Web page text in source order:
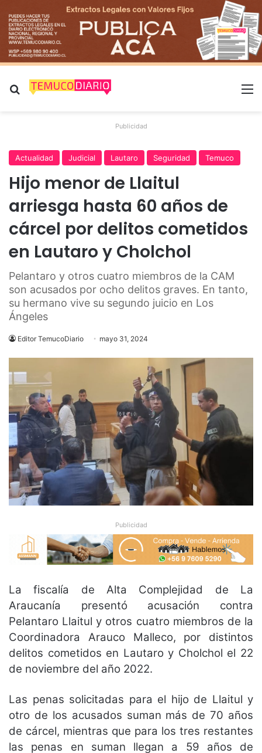
Buscar por
Publicidad
Actualidad Judicial Lautaro Seguridad Temuco
Hijo menor de Llaitul
arriesga hasta 60 años de
cárcel por delitos cometidos
en Lautaro y Cholchol
Pelantaro y otros cuatro miembros de la CAM
son acusados por ocho delitos graves. En tanto,
su hermano vive su segundo juicio en Los
Ángeles
Editor TemucoDiario mayo 31, 2024
Publicidad
La fiscalía de Alta Complejidad de La
Araucanía presentó acusación contra
Pelantaro Llaitul y otros cuatro miembros de la
Coordinadora Arauco Malleco, por distintos
delitos cometidos en Lautaro y Cholchol el 22
de noviembre del año 2022.
Las penas solicitadas para el hijo de Llaitul y
otro de los acusados suman más de 70 años
de cárcel, mientras que para los tres restantes
las penas en suman llegan a 59 años de